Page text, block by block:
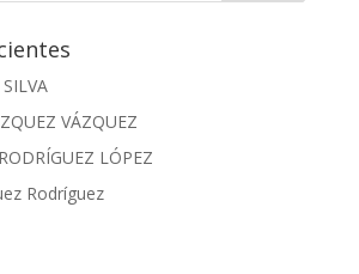
SILVA
VÁZQUEZ
LÓPEZ
Rodríguez